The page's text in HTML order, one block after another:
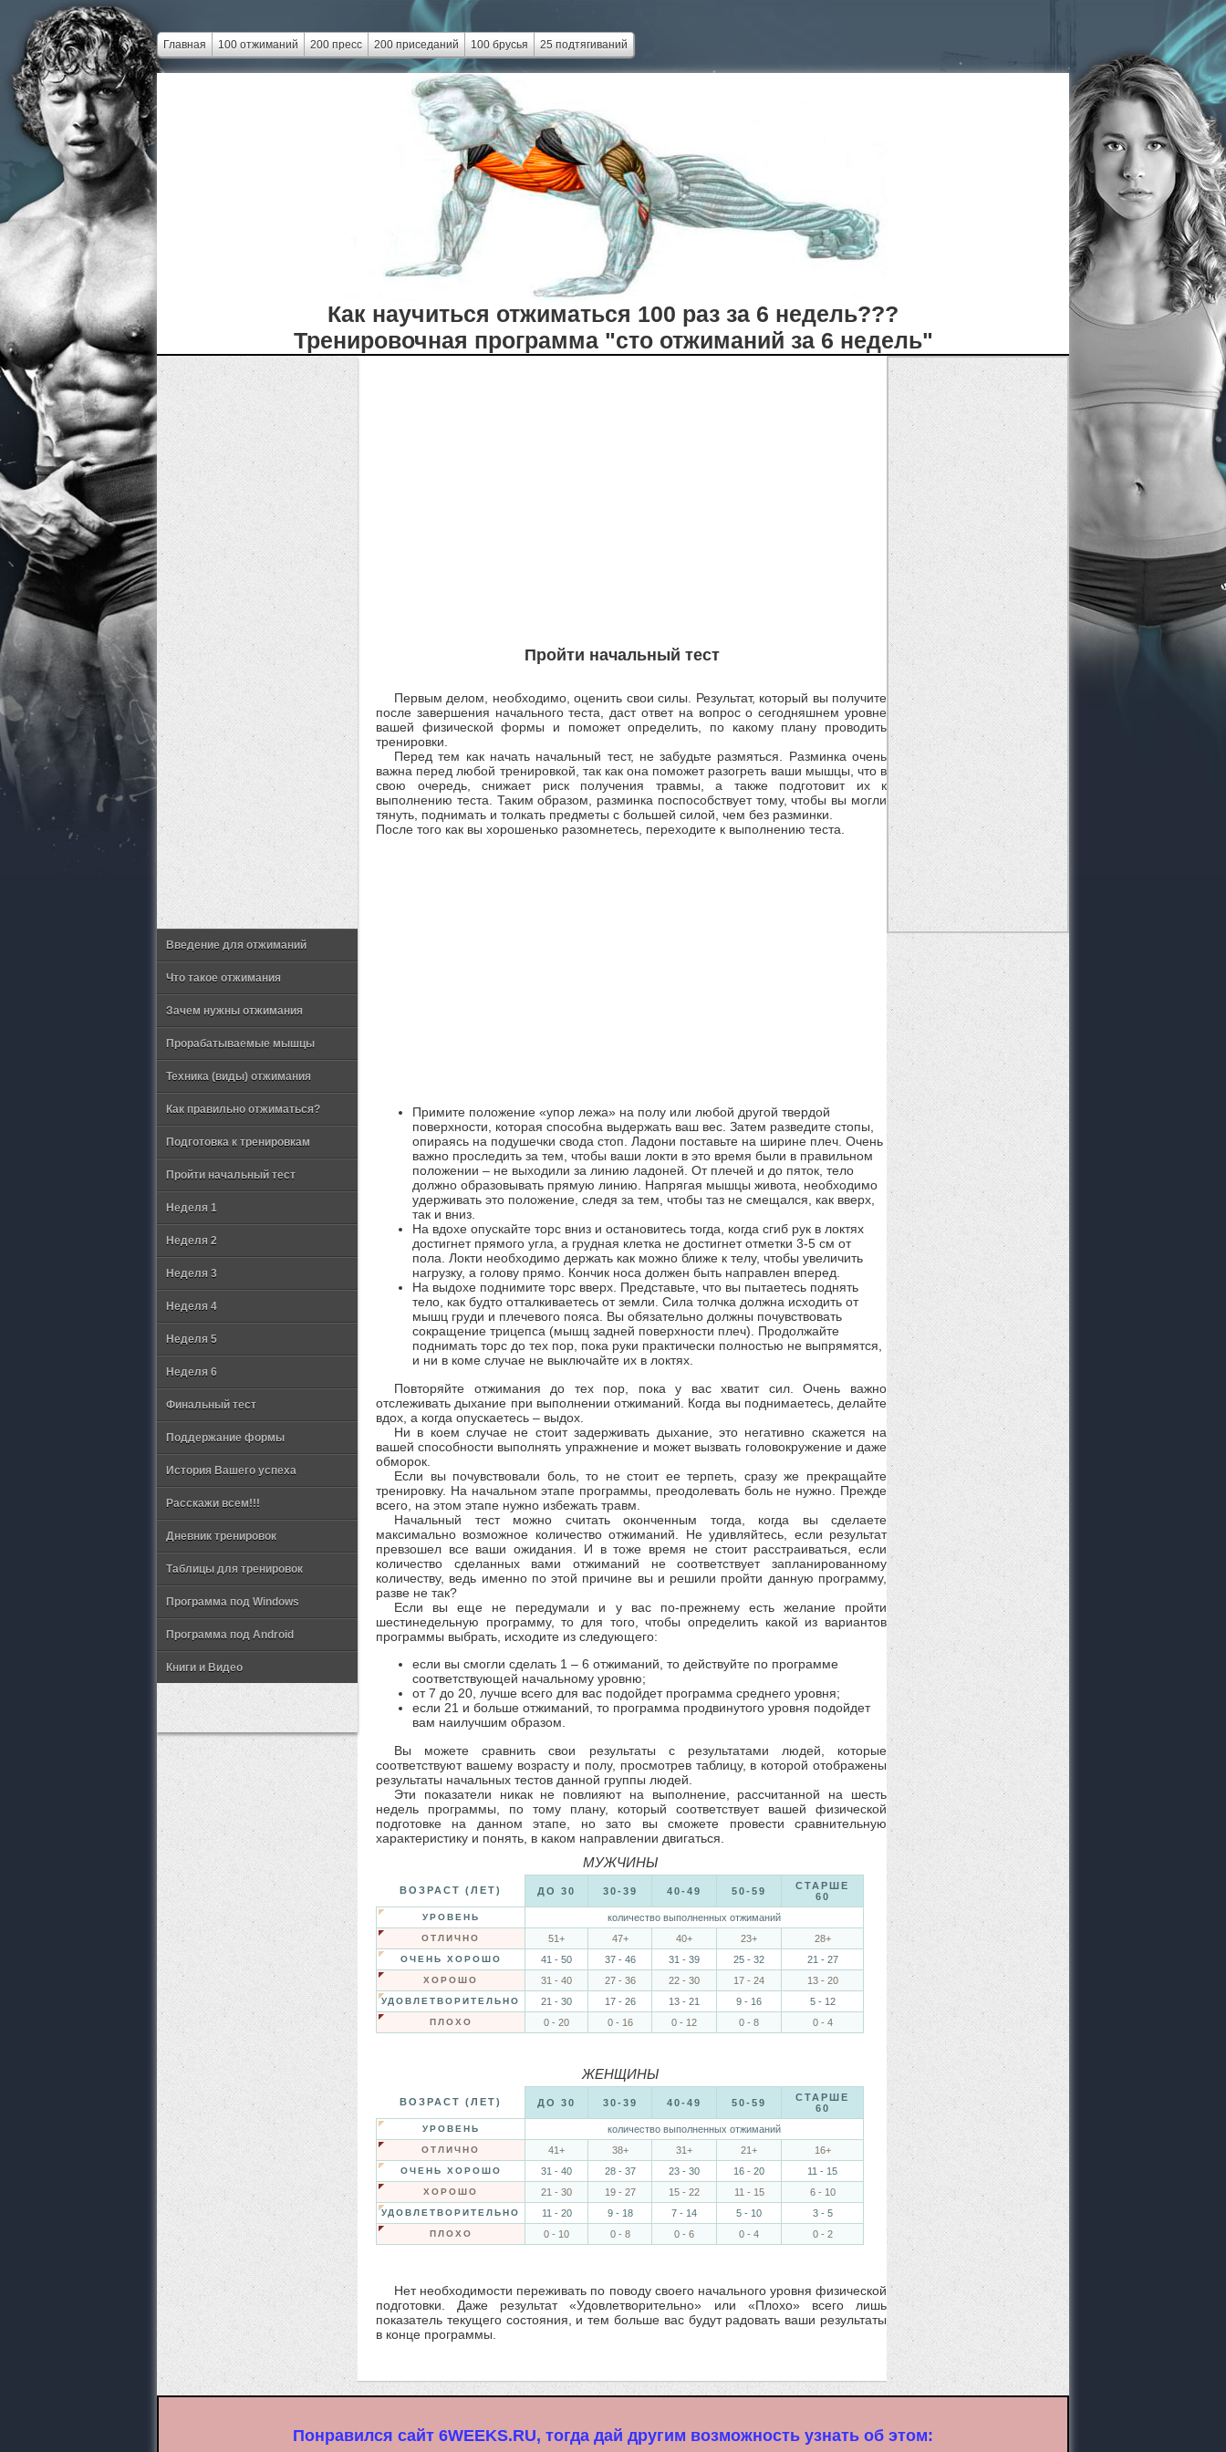
25 подтягиваний
100 брусья
200 приседаний
200 пресс
100 отжиманий
Главная
Как научиться отжиматься 100 раз за 6 недель???
Тренировочная программа "сто отжиманий за 6 недель"
Введение для отжиманий
Что такое отжимания
Зачем нужны отжимания
Прорабатываемые мышцы
Техника (виды) отжимания
Как правильно отжиматься?
Подготовка к тренировкам
Пройти начальный тест
Неделя 1
Неделя 2
Неделя 3
Неделя 4
Неделя 5
Неделя 6
Финальный тест
Поддержание формы
История Вашего успеха
Расскажи всем!!!
Дневник тренировок
Таблицы для тренировок
Программа под Windows
Программа под Android
Книги и Видео
Пройти начальный тест
Первым делом, необходимо, оценить свои силы. Результат, который вы получите
после завершения начального теста, даст ответ на вопрос о сегодняшнем уровне
вашей физической формы и поможет определить, по какому плану проводить
тренировки.
Перед тем как начать начальный тест, не забудьте размяться. Разминка очень
важна перед любой тренировкой, так как она поможет разогреть ваши мышцы, что в
свою очередь, снижает риск получения травмы, а также подготовит их к
выполнению теста. Таким образом, разминка поспособствует тому, чтобы вы могли
тянуть, поднимать и толкать предметы с большей силой, чем без разминки.
После того как вы хорошенько разомнетесь, переходите к выполнению теста.
Примите положение «упор лежа» на полу или любой другой твердой
поверхности, которая способна выдержать ваш вес. Затем разведите стопы,
опираясь на подушечки свода стоп. Ладони поставьте на ширине плеч. Очень
важно проследить за тем, чтобы ваши локти в это время были в правильном
положении – не выходили за линию ладоней. От плечей и до пяток, тело
должно образовывать прямую линию. Напрягая мышцы живота, необходимо
удерживать это положение, следя за тем, чтобы таз не смещался, как вверх,
так и вниз.
На вдохе опускайте торс вниз и остановитесь тогда, когда сгиб рук в локтях
достигнет прямого угла, а грудная клетка не достигнет отметки 3-5 см от
пола. Локти необходимо держать как можно ближе к телу, чтобы увеличить
нагрузку, а голову прямо. Кончик носа должен быть направлен вперед.
На выдохе поднимите торс вверх. Представьте, что вы пытаетесь поднять
тело, как будто отталкиваетесь от земли. Сила толчка должна исходить от
мышц груди и плечевого пояса. Вы обязательно должны почувствовать
сокращение трицепса (мышц задней поверхности плеч). Продолжайте
поднимать торс до тех пор, пока руки практически полностью не выпрямятся,
и ни в коме случае не выключайте их в локтях.
Повторяйте отжимания до тех пор, пока у вас хватит сил. Очень важно
отслеживать дыхание при выполнении отжиманий. Когда вы поднимаетесь, делайте
вдох, а когда опускаетесь – выдох.
Ни в коем случае не стоит задерживать дыхание, это негативно скажется на
вашей способности выполнять упражнение и может вызвать головокружение и даже
обморок.
Если вы почувствовали боль, то не стоит ее терпеть, сразу же прекращайте
тренировку. На начальном этапе программы, преодолевать боль не нужно. Прежде
всего, на этом этапе нужно избежать травм.
Начальный тест можно считать оконченным тогда, когда вы сделаете
максимально возможное количество отжиманий. Не удивляйтесь, если результат
превзошел все ваши ожидания. И в тоже время не стоит расстраиваться, если
количество сделанных вами отжиманий не соответствует запланированному
количеству, ведь именно по этой причине вы и решили пройти данную программу,
разве не так?
Если вы еще не передумали и у вас по-прежнему есть желание пройти
шестинедельную программу, то для того, чтобы определить какой из вариантов
программы выбрать, исходите из следующего:
если вы смогли сделать 1 – 6 отжиманий, то действуйте по программе
соответствующей начальному уровню;
от 7 до 20, лучше всего для вас подойдет программа среднего уровня;
если 21 и больше отжиманий, то программа продвинутого уровня подойдет
вам наилучшим образом.
Вы можете сравнить свои результаты с результатами людей, которые
соответствуют вашему возрасту и полу, просмотрев таблицу, в которой отображены
результаты начальных тестов данной группы людей.
Эти показатели никак не повлияют на выполнение, рассчитанной на шесть
недель программы, по тому плану, который соответствует вашей физической
подготовке на данном этапе, но зато вы сможете провести сравнительную
характеристику и понять, в каком направлении двигаться.
МУЖЧИНЫ
ВОЗРАСТ (ЛЕТ) ДО 30 30-39 40-49 50-59
СТАРШЕ
60
УРОВЕНЬ количество выполненных отжиманий
ОТЛИЧНО 51+ 47+ 40+ 23+ 28+
ОЧЕНЬ ХОРОШО 41 - 50 37 - 46 31 - 39 25 - 32 21 - 27
ХОРОШО 31 - 40 27 - 36 22 - 30 17 - 24 13 - 20
УДОВЛЕТВОРИТЕЛЬНО 21 - 30 17 - 26 13 - 21 9 - 16 5 - 12
ПЛОХО 0 - 20 0 - 16 0 - 12 0 - 8 0 - 4
ЖЕНЩИНЫ
ВОЗРАСТ (ЛЕТ) ДО 30 30-39 40-49 50-59
СТАРШЕ
60
УРОВЕНЬ количество выполненных отжиманий
ОТЛИЧНО 41+ 38+ 31+ 21+ 16+
ОЧЕНЬ ХОРОШО 31 - 40 28 - 37 23 - 30 16 - 20 11 - 15
ХОРОШО 21 - 30 19 - 27 15 - 22 11 - 15 6 - 10
УДОВЛЕТВОРИТЕЛЬНО 11 - 20 9 - 18 7 - 14 5 - 10 3 - 5
ПЛОХО 0 - 10 0 - 8 0 - 6 0 - 4 0 - 2
Нет необходимости переживать по поводу своего начального уровня физической
подготовки. Даже результат «Удовлетворительно» или «Плохо» всего лишь
показатель текущего состояния, и тем больше вас будут радовать ваши результаты
в конце программы.
Понравился сайт 6WEEKS.RU, тогда дай другим возможность узнать об этом: